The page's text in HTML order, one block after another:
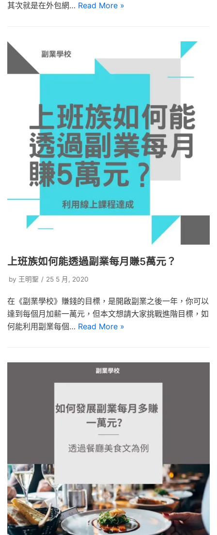
其次就是在外包網… Read More »
上班族如何能透過副業每月賺5萬元？
by 王明聖 25 5 月, 2020
在《副業學校》賺錢的目標，是開啟副業之後一年，你可以
達到每個月加薪一萬元，但本文想請大家挑戰進階目標，如
何能利用副業每個… Read More »